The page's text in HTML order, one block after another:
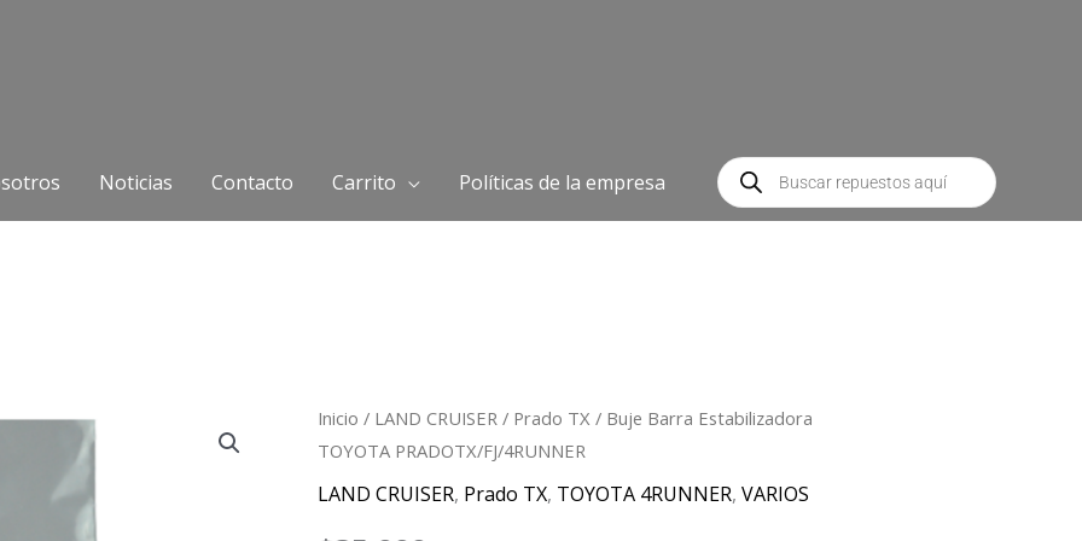
Noticias Contacto Carrito Políticas de la empresa
Búsqueda
de
productos
Inicio / LAND CRUISER / Prado TX / Buje Barra Estabilizadora
TOYOTA PRADOTX/FJ/4RUNNER
LAND CRUISER, Prado TX, TOYOTA 4RUNNER,VARIOS
Buje
Barra
Estabilizadora